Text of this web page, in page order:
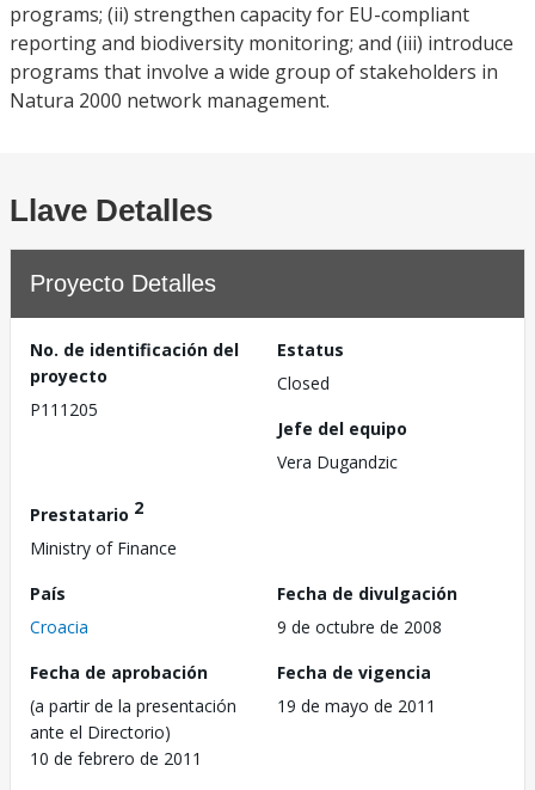
programs; (ii) strengthen capacity for EU-compliant
reporting and biodiversity monitoring; and (iii) introduce
programs that involve a wide group of stakeholders in
Natura 2000 network management.
Llave Detalles
Proyecto Detalles
No. de identificación del
proyecto
P111205
Estatus
Closed
Jefe del equipo
Vera Dugandzic
Prestatario 2
Ministry of Finance
País
Croacia
Fecha de divulgación
9 de octubre de 2008
Fecha de aprobación
(a partir de la presentación
ante el Directorio)
10 de febrero de 2011
Fecha de vigencia
19 de mayo de 2011